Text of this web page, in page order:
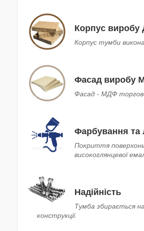
Корпус виробу
Корпус тумби
Фасад виробу
Фасад - МДФ
Фарбування та
Покриття поверхонь
високоглянцевої
Надійність
Тумба збирається
конструкції.